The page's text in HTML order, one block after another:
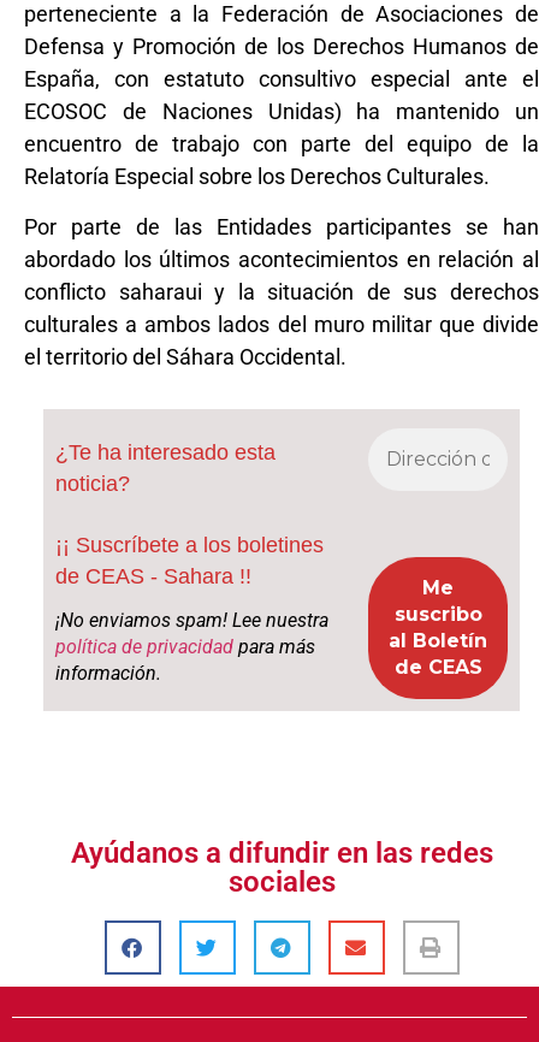
perteneciente a la Federación de Asociaciones de
Defensa y Promoción de los Derechos Humanos de
España, con estatuto consultivo especial ante el
ECOSOC de Naciones Unidas) ha mantenido un
encuentro de trabajo con parte del equipo de la
Relatoría Especial sobre los Derechos Culturales.
Por parte de las Entidades participantes se han
abordado los últimos acontecimientos en relación al
conflicto saharaui y la situación de sus derechos
culturales a ambos lados del muro militar que divide
el territorio del Sáhara Occidental.
¿Te ha interesado esta
noticia?
¡¡ Suscríbete a los boletines
de CEAS - Sahara !!
¡No enviamos spam! Lee nuestra
política de privacidad para más
información.
Ayúdanos a difundir en las redes
sociales